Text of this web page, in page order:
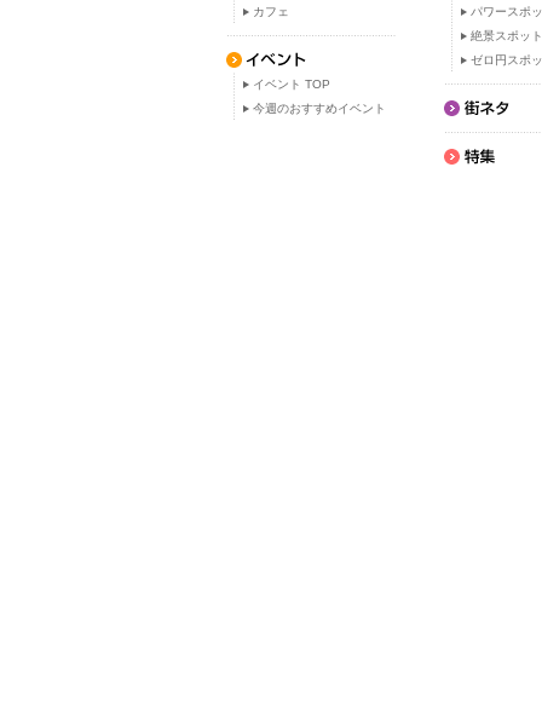
カフェ
イベント TOP
今週のおすすめイベント
パワースポ
絶景スポット
ゼロ円スポ